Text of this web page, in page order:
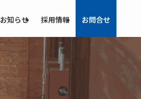
お知らせ 採用情報 お問合せ